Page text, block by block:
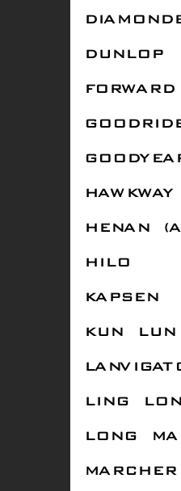
DUNLOP
FORWARD
HAWKWAY
HENAN
HILO
KAPSEN
KUN LUN
LING
LONG
MARCHER